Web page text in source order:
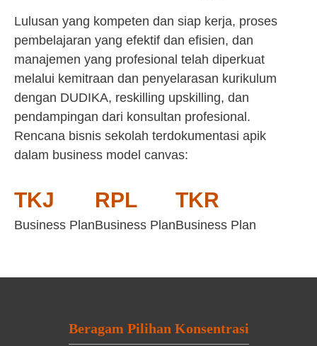
Lulusan yang kompeten dan siap kerja, proses
pembelajaran yang efektif dan efisien, dan
manajemen yang profesional telah diperkuat
melalui kemitraan dan penyelarasan kurikulum
dengan DUDIKA, reskilling upskilling, dan
pendampingan dari konsultan profesional.
Rencana bisnis sekolah terdokumentasi apik
dalam business model canvas:
TKJ
Business Plan
RPL
Business Plan
TKR
Business Plan
Beragam Pilihan Konsentrasi